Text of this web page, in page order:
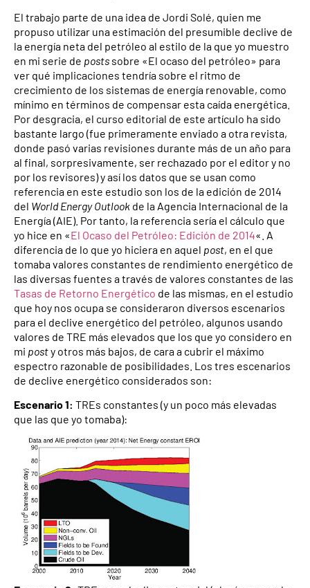
El trabajo parte de una idea de Jordi Solé, quien me
propuso utilizar una estimación del presumible declive de
la energía neta del petróleo al estilo de la que yo muestro
en mi serie de posts sobre «El ocaso del petróleo» para
ver qué implicaciones tendría sobre el ritmo de
crecimiento de los sistemas de energía renovable, como
mínimo en términos de compensar esta caída energética.
Por desgracia, el curso editorial de este artículo ha sido
bastante largo (fue primeramente enviado a otra revista,
donde pasó varias revisiones durante más de un año para
al final, sorpresivamente, ser rechazado por el editor y no
por los revisores) y así los datos que se usan como
referencia en este estudio son los de la edición de 2014
del World Energy Outlook de la Agencia Internacional de la
Energía (AIE). Por tanto, la referencia sería el cálculo que
yo hice en «El Ocaso del Petróleo: Edición de 2014«. A
diferencia de lo que yo hiciera en aquel post, en el que
tomaba valores constantes de rendimiento energético de
las diversas fuentes a través de valores constantes de las
Tasas de Retorno Energético de las mismas, en el estudio
que hoy nos ocupa se consideraron diversos escenarios
para el declive energético del petróleo, algunos usando
valores de TRE más elevados que los que yo considero en
mi posty otros más bajos, de cara a cubrir el máximo
espectro razonable de posibilidades. Los tres escenarios
de declive energético considerados son:
Escenario 1: TREs constantes (y un poco más elevadas
que las que yo tomaba):